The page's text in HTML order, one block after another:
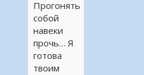
Прогонять
собой
навеки
прочь… Я
готова
твоим